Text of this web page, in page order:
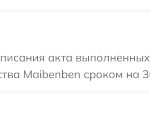
акта
Maibenben сроком на